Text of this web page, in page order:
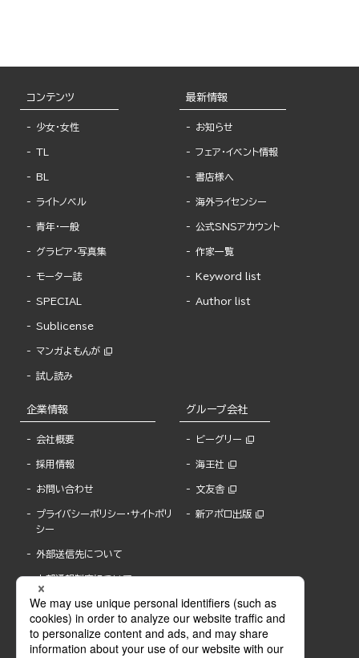
コンテンツ
少女・女性
TL
BL
ライトノベル
青年・一般
グラビア・写真集
モーター誌
SPECIAL
Sublicense
マンガよもんが
試し読み
最新情報
お知らせ
フェア・イベント情報
書店様へ
海外ライセンシー
公式SNSアカウント
作家一覧
Keyword list
Author list
企業情報
会社概要
採用情報
お問い合わせ
プライバシーポリシー・サイトポリ
シー
外部送信先について
内部通報制度について
グループ会社
ビーグリー
海王社
文友舎
新アポロ出版